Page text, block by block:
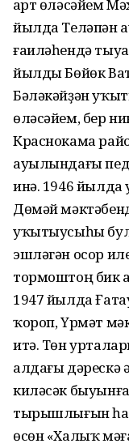
Ҡарт өләсәйем
йылда Теләпән
ғаиләһендә
йылды Бөйөк
Бәләкәйҙән
өләсәйем, бер
Краснокама
ауылындағы
инә. 1946
Дөмәй
уҡытыусыһы
эшләгән осор
тормоштоң бик
1947 йылда
ҡороп, Үрмәт
итә. Төн
алдағы дәрескә
киләсәк
тырышлығын
өсөн «Халыҡ